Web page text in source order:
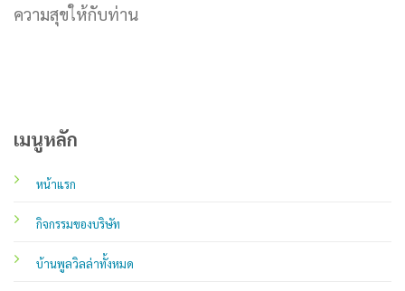
ความสุขให้กับท่าน
เมนูหลัก
หน้าแรก
กิจกรรมของบริษัท
บ้านพูลวิลล่าทั้งหมด